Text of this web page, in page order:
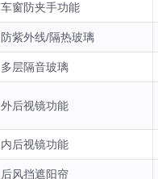
车窗防夹手功能
防紫外线/隔热玻璃
多层隔音玻璃
外后视镜功能
内后视镜功能
后风挡遮阳帘